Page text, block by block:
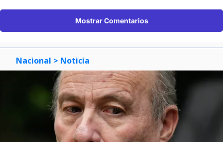
Mostrar Comentarios
Nacional > Noticia